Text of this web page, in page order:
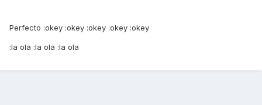
Perfecto :okey :okey :okey :okey :okey
:la ola :la ola :la ola